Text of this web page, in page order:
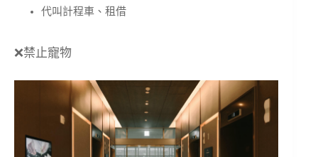
代叫計程車、租借
❌禁止寵物